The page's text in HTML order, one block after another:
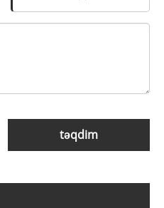
təqdim